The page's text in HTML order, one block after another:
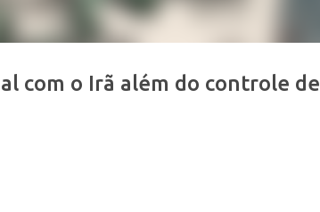
com o Irã além do controle de